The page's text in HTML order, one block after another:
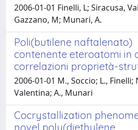
2006-01-01 Finelli, L; Siracusa,
Gazzano, M; Munari, A.
Poli(butilene naftalenato)
contenente eteroatomi in
correlazioni proprietà-
2006-01-01 M., Soccio; L., Finelli;
Valentina; A., Munari
Cocrystallization
novel poly(diethylene